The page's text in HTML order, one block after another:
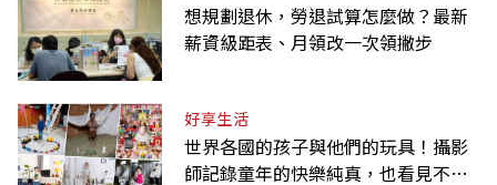
想規劃退休，勞退試算怎麼做？最新
薪資級距表、月領改一次領撇步
好享生活
世界各國的孩子與他們的玩具！攝影
師記錄童年的快樂純真，也看見不同